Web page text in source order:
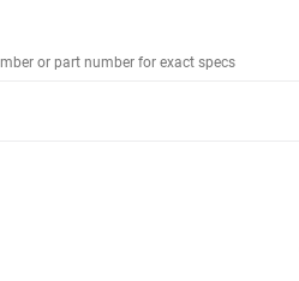
or part number for exact specs